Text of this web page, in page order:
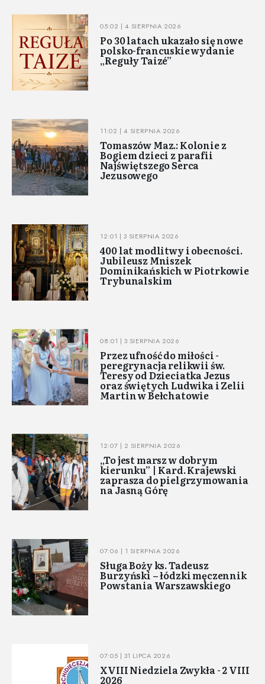
05:02 | 4 SIERPNIA 2026
Po 30 latach ukazało się nowe
polsko-francuskie wydanie
„Reguły Taizé”
11:02 | 4 SIERPNIA 2026
Tomaszów Maz.: Kolonie z
Bogiem dzieci z parafii
Najświętszego Serca
Jezusowego
12:01 | 3 SIERPNIA 2026
400 lat modlitwy i obecności.
Jubileusz Mniszek
Dominikańskich w Piotrkowie
Trybunalskim
08:01 | 3 SIERPNIA 2026
Przez ufność do miłości -
peregrynacja relikwii św.
Teresy od Dzieciatka Jezus
oraz świętych Ludwika i Zelii
Martin w Bełchatowie
12:07 | 2 SIERPNIA 2026
„To jest marsz w dobrym
kierunku” | Kard. Krajewski
zaprasza do pielgrzymowania
na Jasną Górę
07:06 | 1 SIERPNIA 2026
Sługa Boży ks. Tadeusz
Burzyński – łódzki męczennik
Powstania Warszawskiego
07:05 | 31 LIPCA 2026
XVIII Niedziela Zwykła - 2 VIII
2026